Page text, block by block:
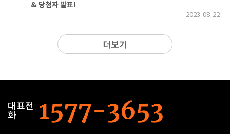
& 당첨자 발표!
2023-08-22
더보기
대표전
화